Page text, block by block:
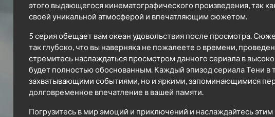
этого выдающегося кинематографического произведения, так
своей уникальной атмосферой и впечатляющим сюжетом.
5 серия обещает вам океан удовольствия после просмотра.
так глубоко, что вы наверняка не пожалеете о времени,
стремитесь наслаждаться просмотром данного сериала в
будет полностью обоснованным. Каждый эпизод сериала Тени в
захватывающими событиями, но и яркими, запоминающимися
долговременное впечатление в вашей памяти.
Погрузитесь в мир эмоций и приключений и наслаждайтесь